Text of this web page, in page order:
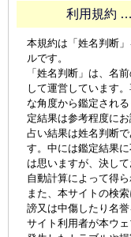
利用規約
本規約は「姓名判断
ルです。
「姓名判断」は、名
して運営しています
な角度から鑑定され
定結果は参考程度にお
占い結果は姓名判断
す。中には鑑定結果
は思いますが、決し
自動計算によって得ら
また、本サイトの検
謗又は中傷したり名
サイト利用者が本ウ